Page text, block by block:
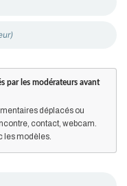
par les modérateurs avant
déplacés ou
contact, webcam.
les modèles.